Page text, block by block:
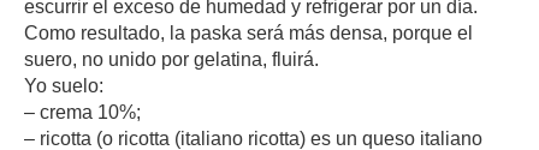
escurrir el exceso de humedad y refrigerar por un día.
Como resultado, la paska será más densa, porque el
suero, no unido por gelatina, fluirá.
Yo suelo:
– crema 10%;
– ricotta (o ricotta (italiano ricotta) es un queso italiano